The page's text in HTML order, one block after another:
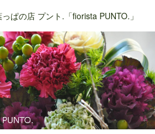
ぱの店 プント.「fiorista PUNTO.」